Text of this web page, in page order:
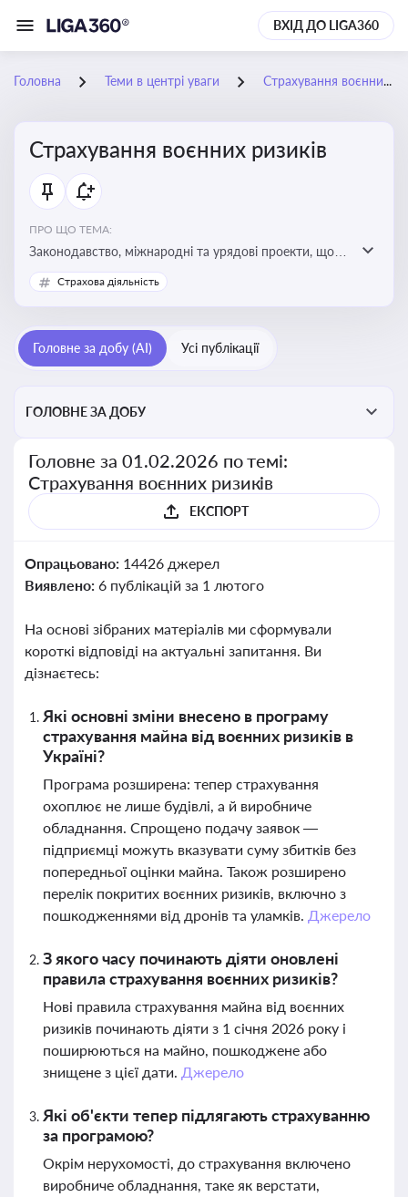
ВХІД ДО LIGA360
Головна Теми в центрі уваги Страхування воєнних ризиків
Страхування воєнних ризиків
ПРО ЩО ТЕМА:
Законодавство, міжнародні та урядові проекти, що
визначають та знижують воєнні ризики для власників
майна, боржників та кредиторів
Страхова діяльність
Головне за добу (AI) Усі публікації
ГОЛОВНЕ ЗА ДОБУ
Головне за 01.02.2026 по темі:
Страхування воєнних ризиків
ЕКСПОРТ
Опрацьовано: 14426 джерел
Виявлено: 6 публікацій за 1 лютого
На основі зібраних матеріалів ми сформували
короткі відповіді на актуальні запитання. Ви
дізнаєтесь:
Які основні зміни внесено в програму
страхування майна від воєнних ризиків в
Україні?
Програма розширена: тепер страхування
охоплює не лише будівлі, а й виробниче
обладнання. Спрощено подачу заявок —
підприємці можуть вказувати суму збитків без
попередньої оцінки майна. Також розширено
перелік покритих воєнних ризиків, включно з
пошкодженнями від дронів та уламків. Джерело
З якого часу починають діяти оновлені
правила страхування воєнних ризиків?
Нові правила страхування майна від воєнних
ризиків починають діяти з 1 січня 2026 року і
поширюються на майно, пошкоджене або
знищене з цієї дати. Джерело
Які об'єкти тепер підлягають страхуванню
за програмою?
Окрім нерухомості, до страхування включено
виробниче обладнання, таке як верстати,